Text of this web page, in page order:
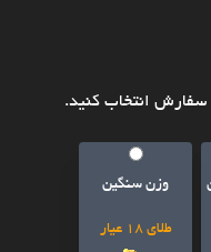
انتخاب کنید.
وزن سنگین
طلای 18 عیار